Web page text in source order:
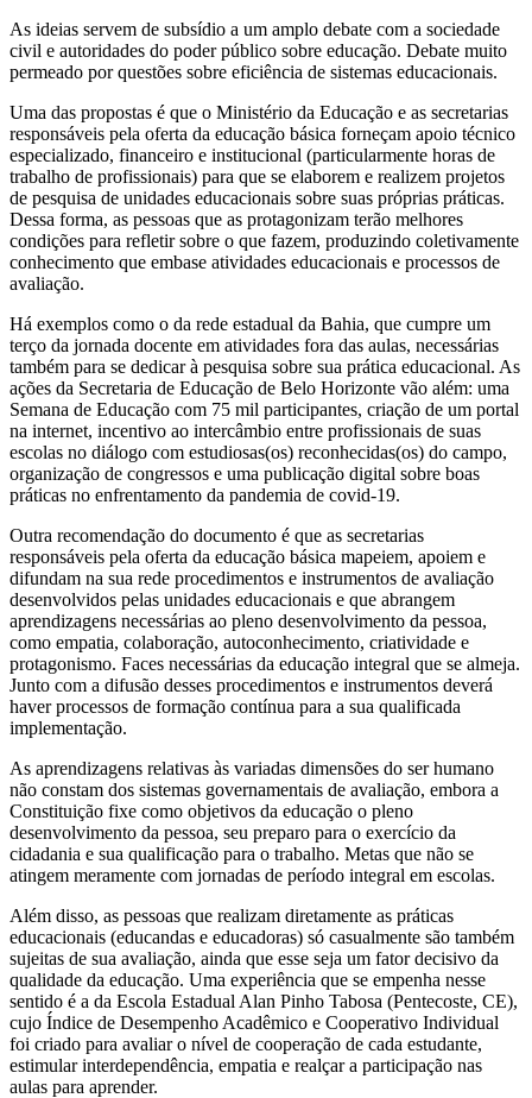
As ideias servem de subsídio a um amplo debate com a sociedade
civil e autoridades do poder público sobre educação. Debate muito
permeado por questões sobre eficiência de sistemas educacionais.
Uma das propostas é que o Ministério da Educação e as secretarias
responsáveis pela oferta da educação básica forneçam apoio técnico
especializado, financeiro e institucional (particularmente horas de
trabalho de profissionais) para que se elaborem e realizem projetos
de pesquisa de unidades educacionais sobre suas próprias práticas.
Dessa forma, as pessoas que as protagonizam terão melhores
condições para refletir sobre o que fazem, produzindo coletivamente
conhecimento que embase atividades educacionais e processos de
avaliação.
Há exemplos como o da rede estadual da Bahia, que cumpre um
terço da jornada docente em atividades fora das aulas, necessárias
também para se dedicar à pesquisa sobre sua prática educacional. As
ações da Secretaria de Educação de Belo Horizonte vão além: uma
Semana de Educação com 75 mil participantes, criação de um portal
na internet, incentivo ao intercâmbio entre profissionais de suas
escolas no diálogo com estudiosas(os) reconhecidas(os) do campo,
organização de congressos e uma publicação digital sobre boas
práticas no enfrentamento da pandemia de covid-19.
Outra recomendação do documento é que as secretarias
responsáveis pela oferta da educação básica mapeiem, apoiem e
difundam na sua rede procedimentos e instrumentos de avaliação
desenvolvidos pelas unidades educacionais e que abrangem
aprendizagens necessárias ao pleno desenvolvimento da pessoa,
como empatia, colaboração, autoconhecimento, criatividade e
protagonismo. Faces necessárias da educação integral que se almeja.
Junto com a difusão desses procedimentos e instrumentos deverá
haver processos de formação contínua para a sua qualificada
implementação.
As aprendizagens relativas às variadas dimensões do ser humano
não constam dos sistemas governamentais de avaliação, embora a
Constituição fixe como objetivos da educação o pleno
desenvolvimento da pessoa, seu preparo para o exercício da
cidadania e sua qualificação para o trabalho. Metas que não se
atingem meramente com jornadas de período integral em escolas.
Além disso, as pessoas que realizam diretamente as práticas
educacionais (educandas e educadoras) só casualmente são também
sujeitas de sua avaliação, ainda que esse seja um fator decisivo da
qualidade da educação. Uma experiência que se empenha nesse
sentido é a da Escola Estadual Alan Pinho Tabosa (Pentecoste, CE),
cujo Índice de Desempenho Acadêmico e Cooperativo Individual
foi criado para avaliar o nível de cooperação de cada estudante,
estimular interdependência, empatia e realçar a participação nas
aulas para aprender.